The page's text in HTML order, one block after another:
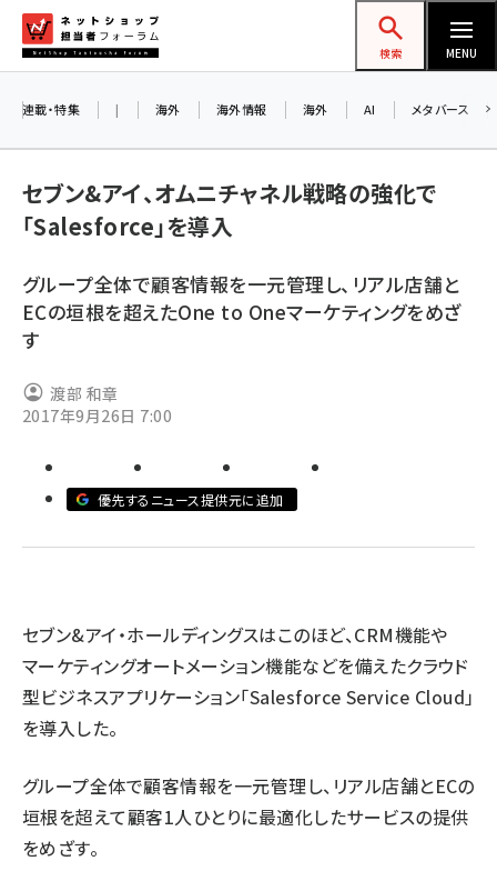
ン
ネットショップ担当者フォーラム
検索 MENU
yahoo (1907)
アスクル (1122)
ビィ・フォアード (777)
連載・特集 | 海外 海外情報 海外 AI メタバース
セブン&アイ、オムニチャネル戦略の強化で
「Salesforce」を導入
グループ全体で顧客情報を一元管理し、リアル店舗と
ECの垣根を超えたOne to Oneマーケティングをめざ
す
渡部 和章
2017年9月26日 7:00
優先するニュース提供元に追加
セブン&アイ・ホールディングスはこのほど、CRM機能や
マーケティングオートメーション機能などを備えたクラウド
型ビジネスアプリケーション「Salesforce Service Cloud」
を導入した。
グループ全体で顧客情報を一元管理し、リアル店舗とECの
垣根を超えて顧客1人ひとりに最適化したサービスの提供
をめざす。
お